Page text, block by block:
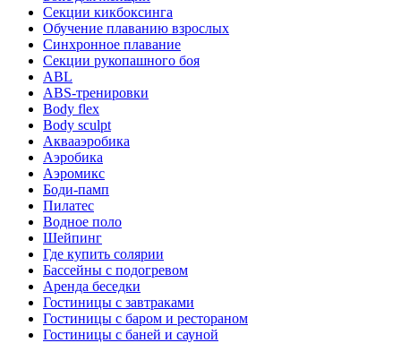
Секции кикбоксинга
Обучение плаванию взрослых
Синхронное плавание
Секции рукопашного боя
ABL
ABS-тренировки
Body flex
Body sculpt
Аквааэробика
Аэробика
Аэромикс
Боди-памп
Пилатес
Водное поло
Шейпинг
Где купить солярии
Бассейны с подогревом
Аренда беседки
Гостиницы с завтраками
Гостиницы с баром и рестораном
Гостиницы с баней и сауной